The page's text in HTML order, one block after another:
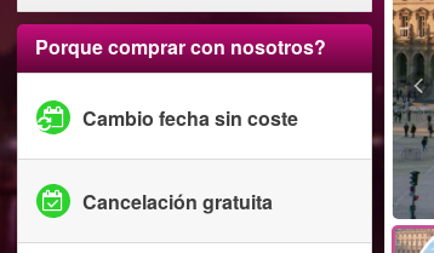
Porque comprar con nosotros?
Cambio fecha sin coste
Cancelación gratuita